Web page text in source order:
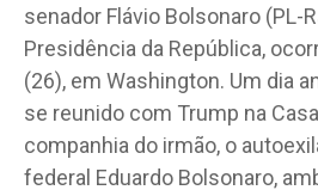
senador Flávio Bolsonaro (PL-
Presidência da República,
(26), em Washington. Um dia
se reunido com Trump na
companhia do irmão, o
federal Eduardo Bolsonaro,